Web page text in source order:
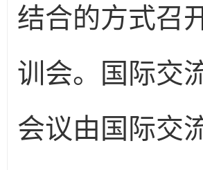
结合的方式召
训会。国际交
会议由国际交